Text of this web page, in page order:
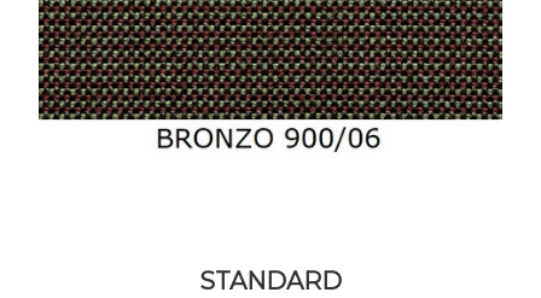
STANDARD